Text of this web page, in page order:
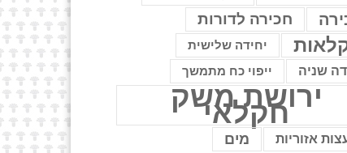
חכירה לדורות
יחידה שלישית
שניה
ייפוי כח מתמשך
ירושת משק
חקלאי
אזוריות מים